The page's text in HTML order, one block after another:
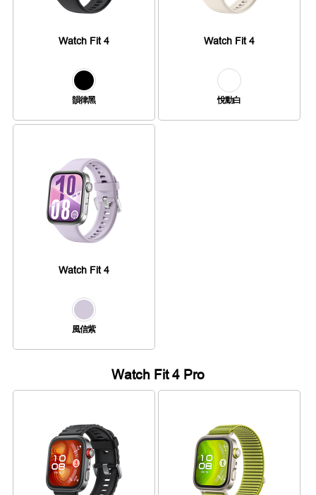
Watch Fit 4
韻律黑
Watch Fit 4
悅動白
Watch Fit 4
風信紫
Watch Fit 4 Pro